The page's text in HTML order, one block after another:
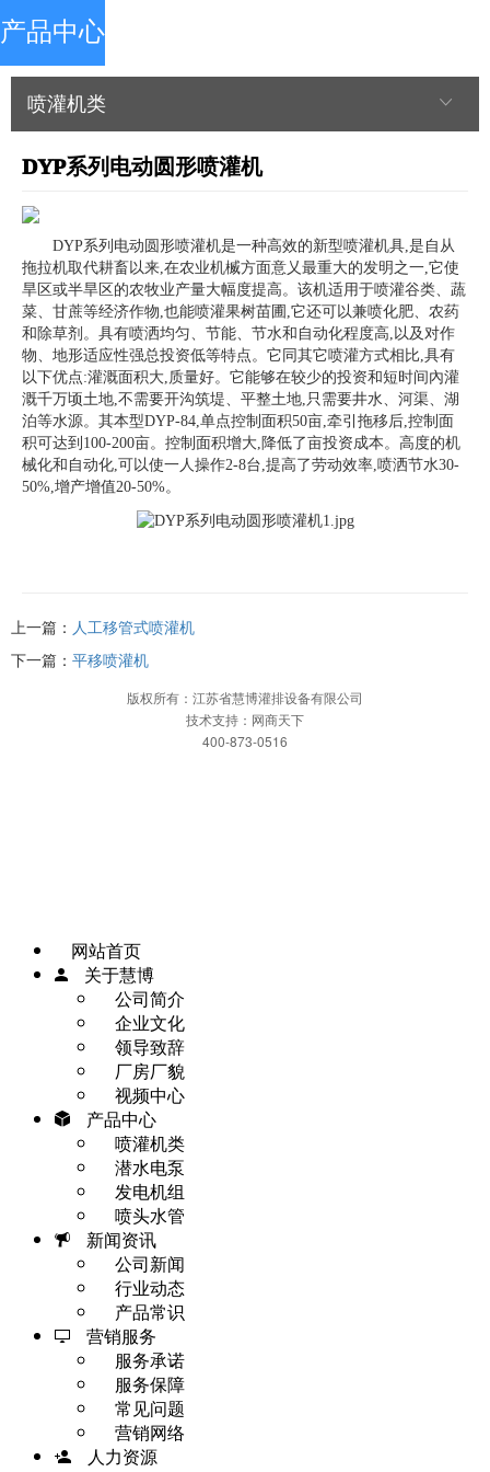
产品中心
喷灌机类
DYP系列电动圆形喷灌机
DYP系列电动圆形喷灌机是一种高效的新型喷灌机具,是自从
拖拉机取代耕畜以来,在农业机楲方面意乂最重大的发明之一,它使
旱区或半旱区的农牧业产量大幅度提高。该机适用于喷灌谷类、蔬
菜、甘蔗等经济作物,也能喷灌果树苗圃,它还可以兼喷化肥、农药
和除草剂。具有喷洒均匀、节能、节水和自动化程度高,以及对作
物、地形适应性强总投资低等特点。它同其它喷灌方式相比,具有
以下优点:灌溉面积大,质量好。它能够在较少的投资和短时间內灌
溉千万顷土地,不需要开沟筑堤、平整土地,只需要井水、河渠、湖
泊等水源。其本型DYP-84,单点控制面积50亩,牵引拖移后,控制面
积可达到100-200亩。控制面积增大,降低了亩投资成本。高度的机
械化和自动化,可以使一人操作2-8台,提高了劳动效率,喷洒节水30-
50%,增产增值20-50%。
上一篇： 人工移管式喷灌机
下一篇： 平移喷灌机
版权所有：江苏省慧博灌排设备有限公司
技术支持：网商天下
400-873-0516
网站首页
关于慧博
公司简介
企业文化
领导致辞
厂房厂貌
视频中心
产品中心
喷灌机类
潜水电泵
发电机组
喷头水管
新闻资讯
公司新闻
行业动态
产品常识
营销服务
服务承诺
服务保障
常见问题
营销网络
人力资源